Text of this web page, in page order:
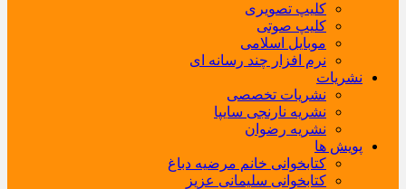
کلیپ تصویری
کلیپ صوتی
موبایل اسلامی
نرم افزار چند رسانه ای
نشریات
نشریات تخصصی
نشریه نارنجی سایپا
نشریه رضوان
پویش ها
کتابخوانی خانم مرضیه دباغ
کتابخوانی سلیمانی عزیز